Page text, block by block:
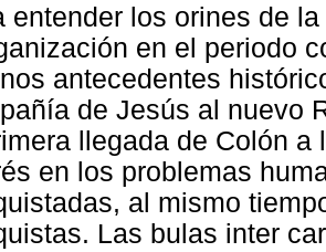
entender los orines de
en el periodo
antecedentes
de Jesús al nuevo
llegada de Colón
en los problemas
al mismo
Las bulas inter